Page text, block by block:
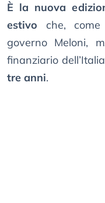
È la nuova
estivo che,
governo Meloni,
finanziario
tre anni.